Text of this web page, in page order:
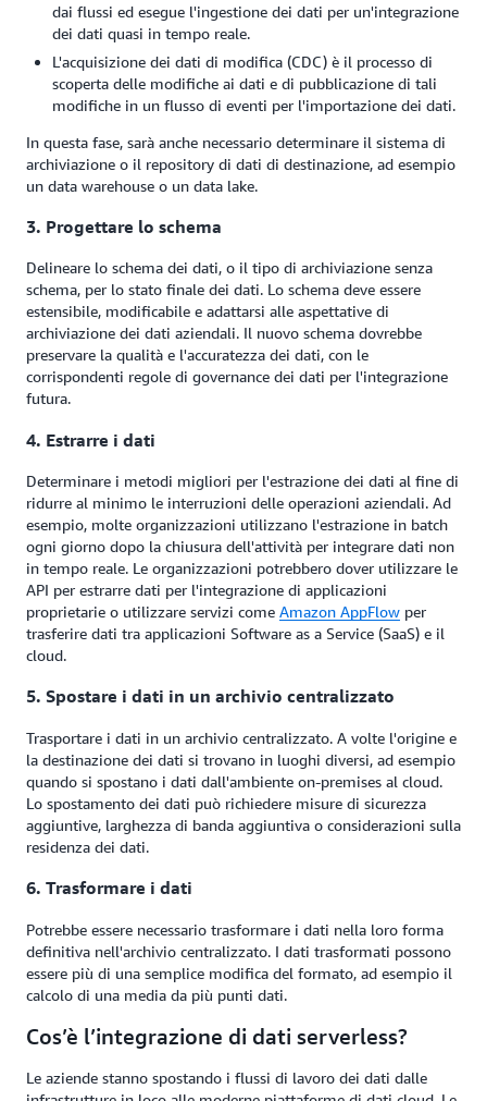
dai flussi ed esegue l'ingestione dei dati per un'integrazione
dei dati quasi in tempo reale.
L'acquisizione dei dati di modifica (CDC) è il processo di
scoperta delle modifiche ai dati e di pubblicazione di tali
modifiche in un flusso di eventi per l'importazione dei dati.
In questa fase, sarà anche necessario determinare il sistema di
archiviazione o il repository di dati di destinazione, ad esempio
un data warehouse o un data lake.
3. Progettare lo schema
Delineare lo schema dei dati, o il tipo di archiviazione senza
schema, per lo stato finale dei dati. Lo schema deve essere
estensibile, modificabile e adattarsi alle aspettative di
archiviazione dei dati aziendali. Il nuovo schema dovrebbe
preservare la qualità e l'accuratezza dei dati, con le
corrispondenti regole di governance dei dati per l'integrazione
futura.
4. Estrarre i dati
Determinare i metodi migliori per l'estrazione dei dati al fine di
ridurre al minimo le interruzioni delle operazioni aziendali. Ad
esempio, molte organizzazioni utilizzano l'estrazione in batch
ogni giorno dopo la chiusura dell'attività per integrare dati non
in tempo reale. Le organizzazioni potrebbero dover utilizzare le
API per estrarre dati per l'integrazione di applicazioni
proprietarie o utilizzare servizi come Amazon AppFlow per
trasferire dati tra applicazioni Software as a Service (SaaS) e il
cloud.
5. Spostare i dati in un archivio centralizzato
Trasportare i dati in un archivio centralizzato. A volte l'origine e
la destinazione dei dati si trovano in luoghi diversi, ad esempio
quando si spostano i dati dall'ambiente on-premises al cloud.
Lo spostamento dei dati può richiedere misure di sicurezza
aggiuntive, larghezza di banda aggiuntiva o considerazioni sulla
residenza dei dati.
6. Trasformare i dati
Potrebbe essere necessario trasformare i dati nella loro forma
definitiva nell'archivio centralizzato. I dati trasformati possono
essere più di una semplice modifica del formato, ad esempio il
calcolo di una media da più punti dati.
Cos’è l’integrazione di dati serverless?
Le aziende stanno spostando i flussi di lavoro dei dati dalle